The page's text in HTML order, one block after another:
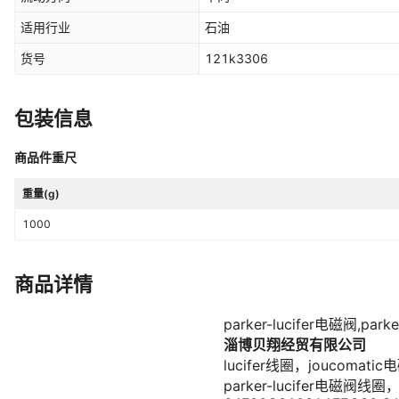
适用行业 石油
货号 121k3306
包装信息
商品件重尺
重量(g)
1000
商品详情